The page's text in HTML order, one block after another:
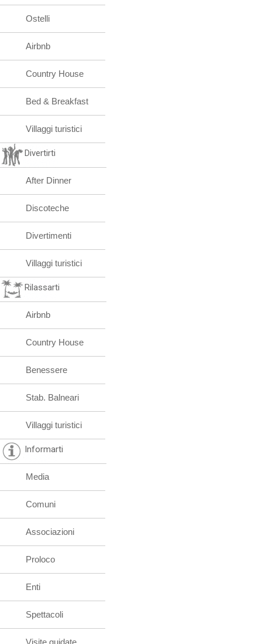
Ostelli
Airbnb
Country House
Bed & Breakfast
Villaggi turistici
Divertirti
After Dinner
Discoteche
Divertimenti
Villaggi turistici
Rilassarti
Airbnb
Country House
Benessere
Stab. Balneari
Villaggi turistici
Informarti
Media
Comuni
Associazioni
Proloco
Enti
Spettacoli
Visite guidate